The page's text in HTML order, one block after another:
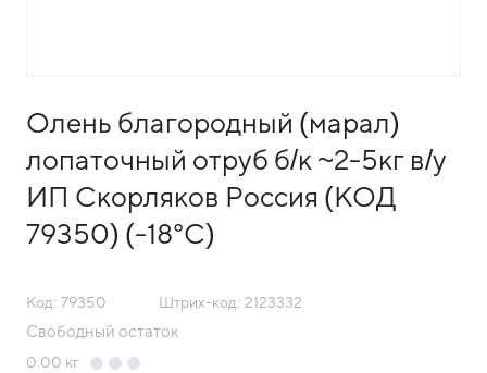
Олень благородный (марал)
лопаточный отруб б/к ~2-5кг в/у
ИП Скорляков Россия (КОД
79350) (-18°С)
Код: 79350 Штрих-код: 2123332
Свободный остаток
0.00 кг